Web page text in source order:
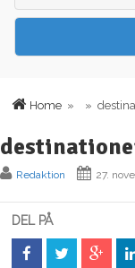
Home » »
Redaktion 27.
DEL PÅ